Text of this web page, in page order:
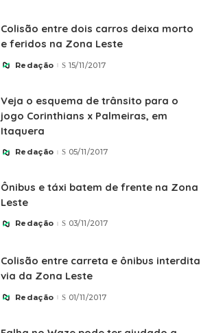
Colisão entre dois carros deixa morto
e feridos na Zona Leste
Posted
Redação 15/11/2017
Veja o esquema de trânsito para o
jogo Corinthians x Palmeiras, em
Itaquera
Posted
Redação 05/11/2017
Ônibus e táxi batem de frente na Zona
Leste
Posted
Redação 03/11/2017
Colisão entre carreta e ônibus interdita
via da Zona Leste
Posted
Redação 01/11/2017